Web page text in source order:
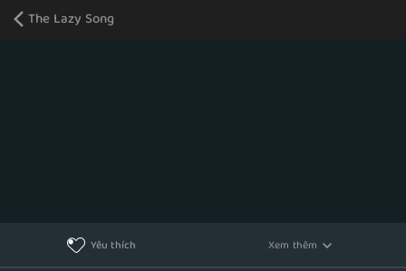
The Lazy Song
Yêu thích Xem thêm